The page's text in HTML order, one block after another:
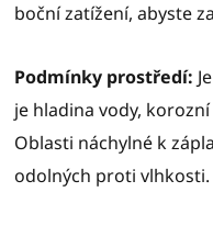
boční zatížení, abyste
Podmínky prostředí:
je hladina vody,
Oblasti náchylné k
odolných proti vlhkosti.